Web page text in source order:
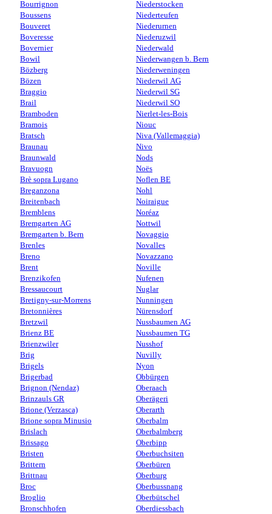
Bourrignon
Boussens
Bouveret
Boveresse
Bovernier
Bowil
Bözberg
Bözen
Braggio
Brail
Bramboden
Bramois
Bratsch
Braunau
Braunwald
Bravuogn
Brè sopra Lugano
Breganzona
Breitenbach
Bremblens
Bremgarten AG
Bremgarten b. Bern
Brenles
Breno
Brent
Brenzikofen
Bressaucourt
Bretigny-sur-Morrens
Bretonnières
Bretzwil
Brienz BE
Brienzwiler
Brig
Brigels
Brigerbad
Brignon (Nendaz)
Brinzauls GR
Brione (Verzasca)
Brione sopra Minusio
Brislach
Brissago
Bristen
Brittern
Brittnau
Broc
Broglio
Bronschhofen
Niederstocken
Niederteufen
Niederurnen
Niederuzwil
Niederwald
Niederwangen b. Bern
Niederweningen
Niederwil AG
Niederwil SG
Niederwil SO
Nierlet-les-Bois
Niouc
Niva (Vallemaggia)
Nivo
Nods
Noës
Noflen BE
Nohl
Noiraigue
Noréaz
Nottwil
Novaggio
Novalles
Novazzano
Noville
Nufenen
Nuglar
Nunningen
Nürensdorf
Nussbaumen AG
Nussbaumen TG
Nusshof
Nuvilly
Nyon
Obbürgen
Oberaach
Oberägeri
Oberarth
Oberbalm
Oberbalmberg
Oberbipp
Oberbuchsiten
Oberbüren
Oberburg
Oberbussnang
Oberbütschel
Oberdiessbach